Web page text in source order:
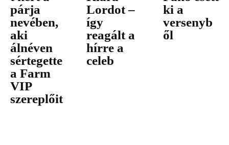
párja
nevében,
aki
álnéven
sértegette
a Farm
VIP
szereplőit
Lordot –
így
reagált a
hírre a
celeb
ki a
versenyb
ől